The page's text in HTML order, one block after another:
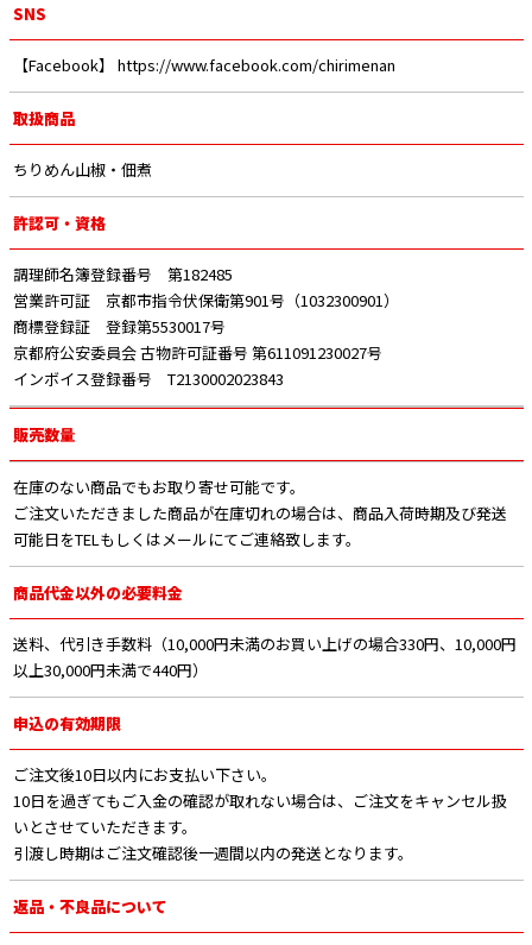
SNS
【Facebook】 https://www.facebook.com/chirimenan
取扱商品
ちりめん山椒・佃煮
許認可・資格
調理師名簿登録番号 第182485
営業許可証 京都市指令伏保衛第901号（1032300901）
商標登録証 登録第5530017号
京都府公安委員会 古物許可証番号 第611091230027号
インボイス登録番号 T2130002023843
販売数量
在庫のない商品でもお取り寄せ可能です。
ご注文いただきました商品が在庫切れの場合は、商品入荷時期及び発送
可能日をTELもしくはメールにてご連絡致します。
商品代金以外の必要料金
送料、代引き手数料（10,000円未満のお買い上げの場合330円、10,000円
以上30,000円未満で440円）
申込の有効期限
ご注文後10日以内にお支払い下さい。
10日を過ぎてもご入金の確認が取れない場合は、ご注文をキャンセル扱
いとさせていただきます。
引渡し時期はご注文確認後一週間以内の発送となります。
返品・不良品について